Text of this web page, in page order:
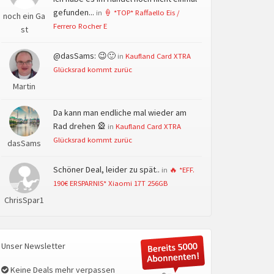
noch ein Ga
st
gefunden... in 🍦 *TOP* Raffaello Eis /
Ferrero Rocher E
Martin
@dasSams: 😉🙂 in Kaufland Card XTRA
Glücksrad kommt zurüc
dasSams
Da kann man endliche mal wieder am
Rad drehen 🎡 in Kaufland Card XTRA
Glücksrad kommt zurüc
ChrisSpar1
Schöner Deal, leider zu spät.. in 🔥 *EFF.
190€ ERSPARNIS* Xiaomi 17T 256GB
Unser Newsletter
Keine Deals mehr verpassen